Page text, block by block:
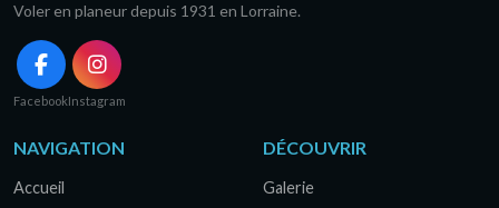
Voler en planeur depuis 1931 en Lorraine.
FacebookInstagram
NAVIGATION
Accueil
DÉCOUVRIR
Galerie